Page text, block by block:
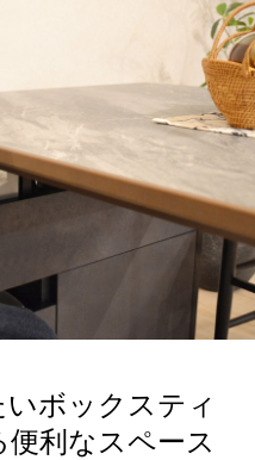
ボックスティ
利なスペース